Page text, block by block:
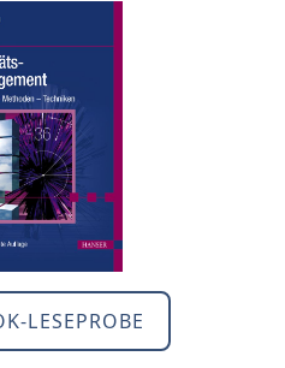
LESEPROBE